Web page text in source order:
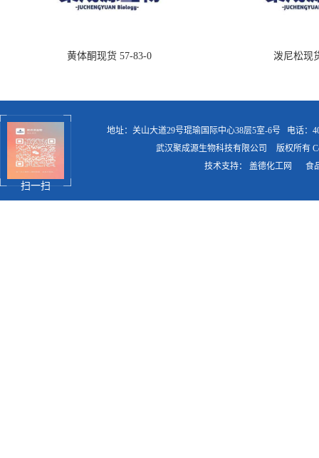
黄体酮现货 57-83-0 泼尼松现
扫一扫
地址：关山大道29号琨瑜国际中心38层5室-6号 电话：
武汉聚成源生物科技有限公司
版权所有
技术支持： 盖德化工网 食